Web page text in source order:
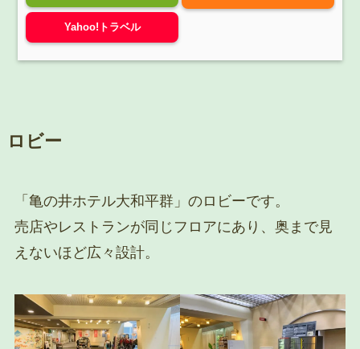
Yahoo!トラベル
ロビー
「亀の井ホテル大和平群」のロビーです。
売店やレストランが同じフロアにあり、奥まで見
えないほど広々設計。